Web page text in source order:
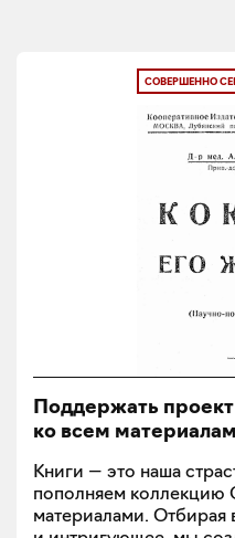
СОВЕРШЕННО
Поддержать проект
ко всем
Книги — это наша
пополняем
материалами. Отбирая